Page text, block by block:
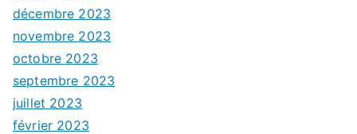
décembre 2023
novembre 2023
octobre 2023
septembre 2023
juillet 2023
février 2023